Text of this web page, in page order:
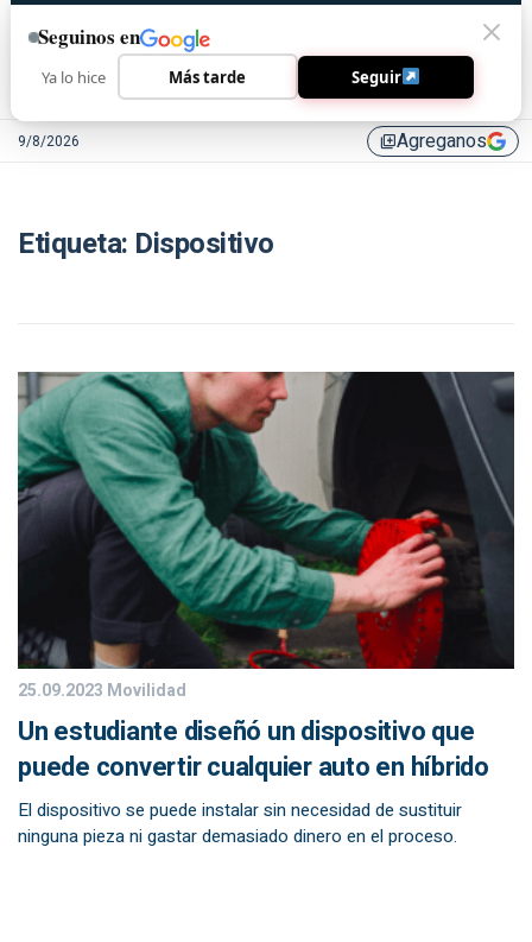
9/8/2026 library_addAgreganos
Etiqueta: Dispositivo
25.09.2023 Movilidad
Un estudiante diseñó un dispositivo que
puede convertir cualquier auto en híbrido
El dispositivo se puede instalar sin necesidad de sustituir
ninguna pieza ni gastar demasiado dinero en el proceso.
Seguinos en
Ya lo hice Más tarde Seguir